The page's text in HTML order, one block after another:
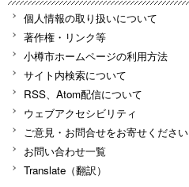
個人情報の取り扱いについて
著作権・リンク等
小樽市ホームページの利用方法
サイト内検索について
RSS、Atom配信について
ウェブアクセシビリティ
ご意見・お問合せをお寄せください
お問い合わせ一覧
Translate（翻訳）